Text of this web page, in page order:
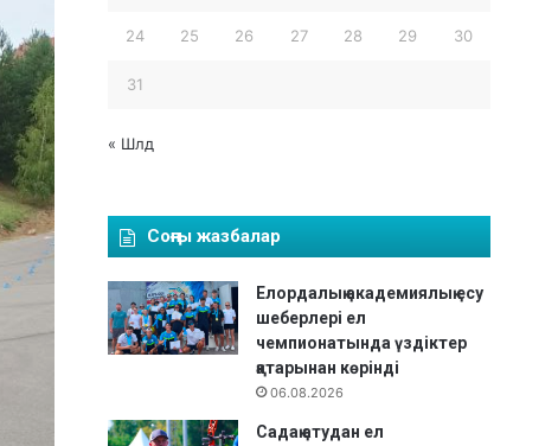
24 25 26 27 28 29 30
31
« Шлд
Соңғы жазбалар
Елордалық академиялық есу
шеберлері ел
чемпионатында үздіктер
қатарынан көрінді
06.08.2026
Садақ атудан ел